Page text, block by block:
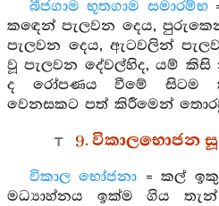
බීජගාම භූතගාම සමාරම්භ
කඳෙන් පැලවන දෙය,
පැලවන දෙය, ඇටවලින්
වූ පැලවන දේවල්හිද, යම්
ද රෝපණය වීමේ සිටම
වෙනසකට පත් කිරීමෙන්
9. විකාලභොජන
විකාල භෝජනා = කල්
මධ්‍යාහ්නය ඉක්ම ගිය